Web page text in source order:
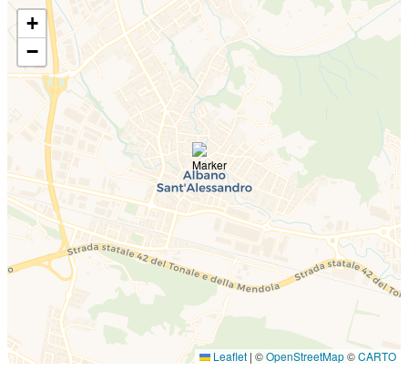
+
−
Leaflet | ©OpenStreetMap©CARTO